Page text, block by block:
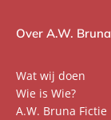
Over A.W. Bruna
Wat wij doen
Wie is Wie?
A.W. Bruna Fictie